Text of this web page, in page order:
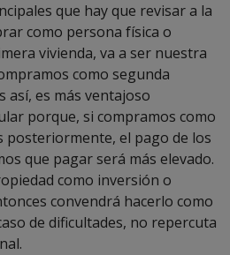
que hay que revisar a la
como persona física o
vivienda, va a ser nuestra
como segunda
así, es más ventajoso
porque, si compramos como
posteriormente, el pago de los
que pagar será más elevado.
como inversión o
convendrá hacerlo como
de dificultades, no repercuta